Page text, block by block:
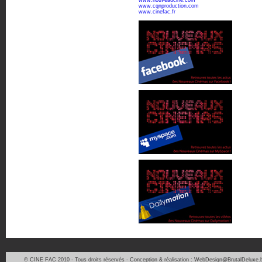
www.cqnproduction.com
www.cinefac.fr
© CINE FAC 2010 - Tous droits réservés - Conception & réalisation :